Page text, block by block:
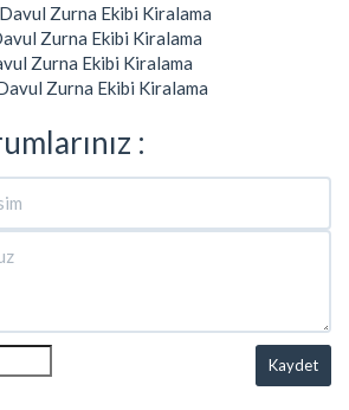
Zurna Ekibi Kiralama
Zurna Ekibi Kiralama
Zurna Ekibi Kiralama
Zurna Ekibi Kiralama
:
Kaydet